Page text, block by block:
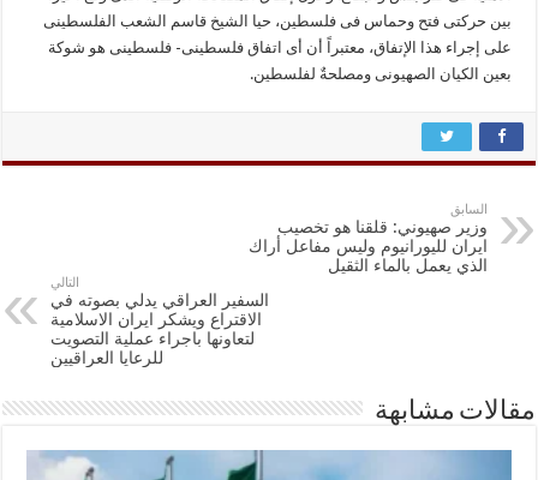
بین حرکتی فتح وحماس فی فلسطین، حیا الشیخ قاسم الشعب الفلسطینی
على إجراء هذا الإتفاق، معتبراً أن أی اتفاق فلسطینی- فلسطینی هو شوکة
بعین الکیان الصهیونی ومصلحةٌ لفلسطین.
السابق
وزير صهيوني: قلقنا هو تخصيب
ايران لليورانيوم وليس مفاعل أراك
الذي يعمل بالماء الثقيل
التالي
السفير العراقي يدلي بصوته في
الاقتراع ويشكر ايران الاسلامية
لتعاونها باجراء عملية التصويت
للرعايا العراقيين
مقالات مشابهة